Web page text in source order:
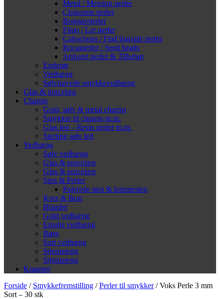
Metal / Messing perler
Cloisonne perler
Bogstavperler
Fimo / Ler perler
Cabochons / Flad bagside perler
Rocaiperler / Seed beads
Anboret perler & Tilbehør
Enderør
Vedhæng
Sølvfarvede smykkevedhæng
Glas & porcelæn
Charms
Guld, sølv & metal charms
Smykker til charms m.m.
Glas led – Resin perler m.m.
Sterling sølv led
Vedhæng
Sølv vedhæng
Glas & porcelæn
Glas & porcelæn
Sten & Perler
Polerede sten & lommesten
Kors & Ikon
Blandet
Guld vedhæng
Emalje vedhæng
Børn
Sort vedhæng
Stjernetegn
Stjernetegn
Knapper
Forside / Smykkefremstilling /Perler til smykker/ Voks Perle 3 mm
Sort – 30 stk